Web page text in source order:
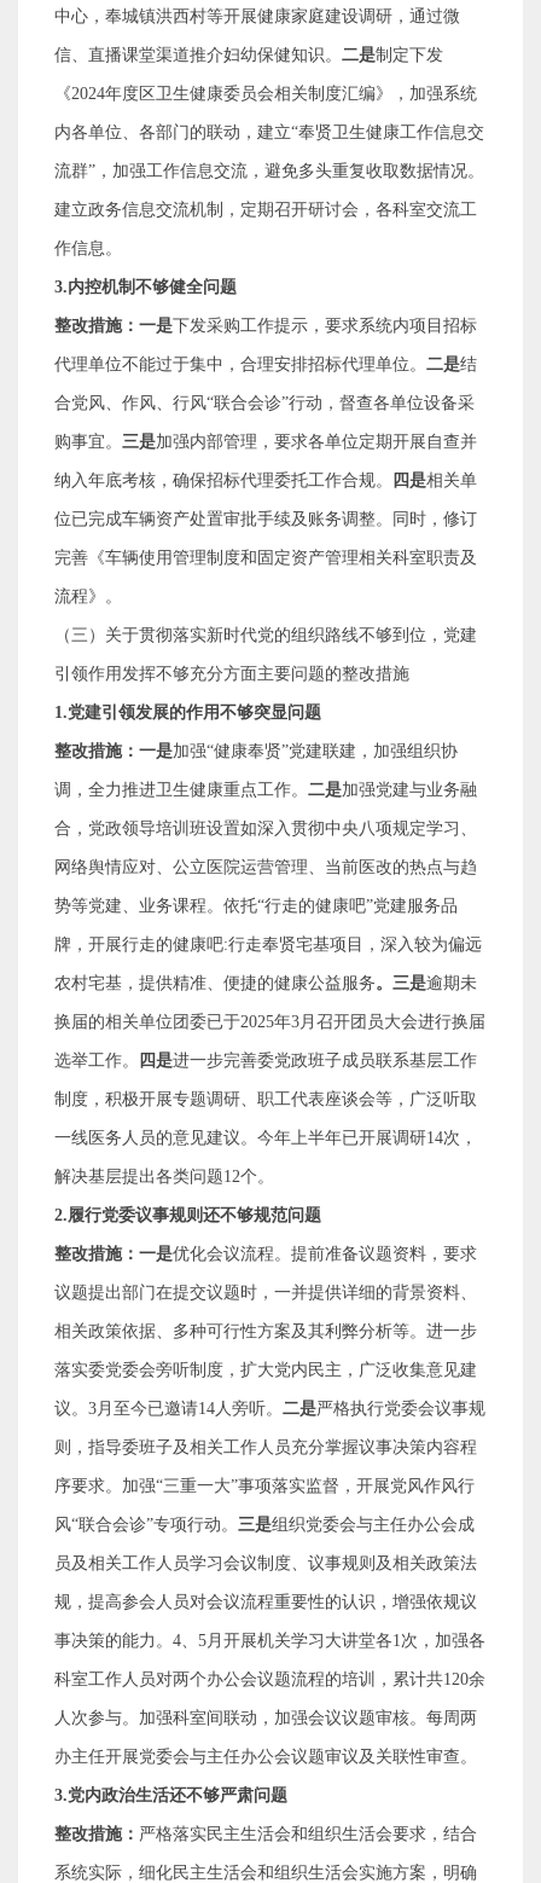
中心，奉城镇洪西村等开展健康家庭建设调研，通过微
信、直播课堂渠道推介妇幼保健知识。 二是制定下发
《2024年度区卫生健康委员会相关制度汇编》， 加强系统
内各单位、各部门的联动，建立“奉贤卫生健康工作信息交
流群” ， 加强工作信息交流 ， 避免多头重复收取数据情况。
建立政务信息交流机制，定期召开研讨会，各科室交流工
作信息。
3.内控机制不够健全问题
整改措施：一是下发采购工作提示，要求系统内项目招标
代理单位不能过于集中，合理安排招标代理单位。 二是结
合党风、作风、行风“联合会诊”行动，督查各单位设备采
购事宜。 三是加强内部管理，要求各单位定期开展自查并
纳入年底考核，确保招标代理委托工作合规。 四是相关单
位已完成车辆资产处置审批手续及账务调整。同时，修订
完善《车辆使用管理制度和固定资产管理相关科室职责及
流程》。
（三） 关于贯彻落实新时代党的组织路线不够到位，党建
引领作用发挥不够充分方面主要问题的整改措施
1.党建引领发展的作用不够突显问题
整改措施：一是加强“健康奉贤”党建联建，加强组织协
调，全力推进卫生健康重点工作。 二是加强党建与业务融
合，党政领导培训班设置如深入贯彻中央八项规定学习、
网络舆情应对、公立医院运营管理、当前医改的热点与趋
势等党建、业务课程。依托“行走的健康吧”党建服务品
牌，开展行走的健康吧:行走奉贤宅基项目，深入较为偏远
农村宅基，提供精准、便捷的健康公益服务。三是逾期未
换届的相关单位 团委已于2025年3月召开团员大会进行换届
选举工作。 四是进一步完善委党政班子成员联系基层工作
制度，积极开展专题调研、职工代表座谈会等，广泛听取
一线医务人员的意见建议。 今年上半年已开展调研14次，
解决基层提出各类问题12个。
2.履行党委议事规则还不够规范问题
整改措施：一是优化会议流程。提前准备议题资料，要求
议题提出部门在提交议题时，一并提供详细的背景资料、
相关政策依据、多种可行性方案及其利弊分析等。进一步
落实委党委会旁听制度，扩大党内民主，广泛收集意见建
议。 3月至今已邀请14人旁听。 二是严格执行党委会议事规
则，指导委班子及相关工作人员充分掌握议事决策内容程
序要求。加强“三重一大”事项落实监督，开展党风作风行
风“联合会诊”专项行动。 三是组织党委会与主任办公会成
员及相关工作人员学习会议制度、议事规则及相关政策法
规，提高参会人员对会议流程重要性的认识，增强依规议
事决策的能力。 4、 5月开展机关学习大讲堂各1次 ，加强各
科室工作人员对两个办公会议题流程的培训，累计共120余
人次参与。 加强科室间联动，加强会议议题审核。 每周两
办主任开展党委会与主任办公会议题审议及关联性审查。
3.党内政治生活还不够严肃问题
整改措施： 严格落实民主生活会和组织生活会要求，结合
系统实际，细化民主生活会和组织生活会实施方案，明确